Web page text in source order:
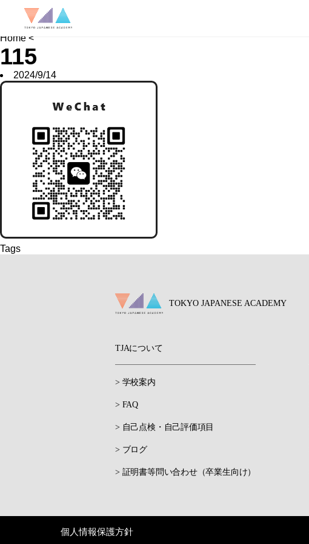
Job Hunting
School FAQ
Home <
115
2024/9/14
Tags
TOKYO JAPANESE ACADEMY
TJAについて
> 学校案内
> FAQ
> 自己点検・自己評価項目
> ブログ
> 証明書等問い合わせ（卒業生向け）
個人情報保護方針